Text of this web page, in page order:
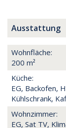
Ausstattung
Wohnfläche:
200 m²
Küche:
EG, Backofen,
Kühlschrank,
Wohnzimmer:
EG, Sat TV,